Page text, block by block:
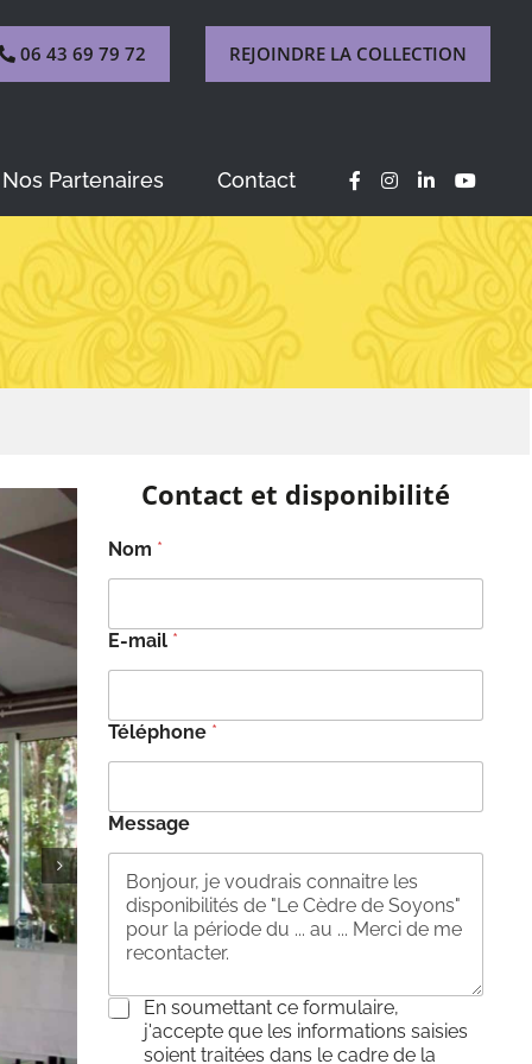
06 43 69 79 72 REJOINDRE LA COLLECTION
Nos Partenaires Contact
Contact et disponibilité
Nom *
E-mail *
Téléphone *
Message
C
En soumettant ce formulaire,
j'accepte que les informations saisies
soient traitées dans le cadre de la